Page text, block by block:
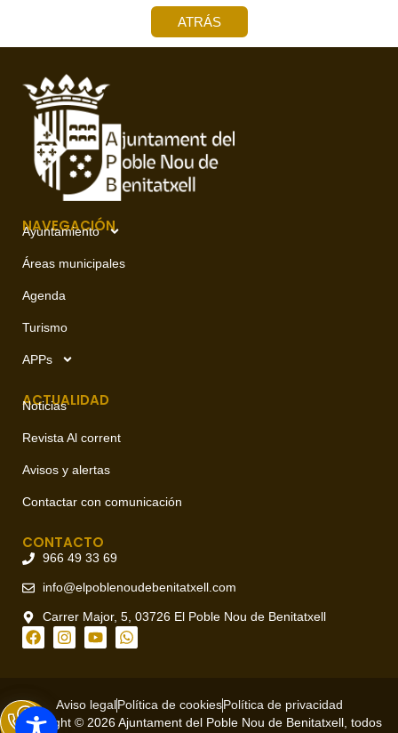
ATRÁS
NAVEGACIÓN
Ayuntamiento
Áreas municipales
Agenda
Turismo
APPs
ACTUALIDAD
Noticias
Revista Al corrent
Avisos y alertas
Contactar con comunicación
CONTACTO
966 49 33 69
info@elpoblenoudebenitatxell.com
Carrer Major, 5, 03726 El Poble Nou de Benitatxell
Aviso legalPolítica de cookiesPolítica de privacidad
Copyright © 2026 Ajuntament del Poble Nou de Benitatxell, todos